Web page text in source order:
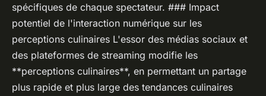
spécifiques de chaque spectateur. ### Impact
potentiel de l'interaction numérique sur les
perceptions culinaires L'essor des médias sociaux et
des plateformes de streaming modifie les
**perceptions culinaires**, en permettant un partage
plus rapide et plus large des tendances culinaires